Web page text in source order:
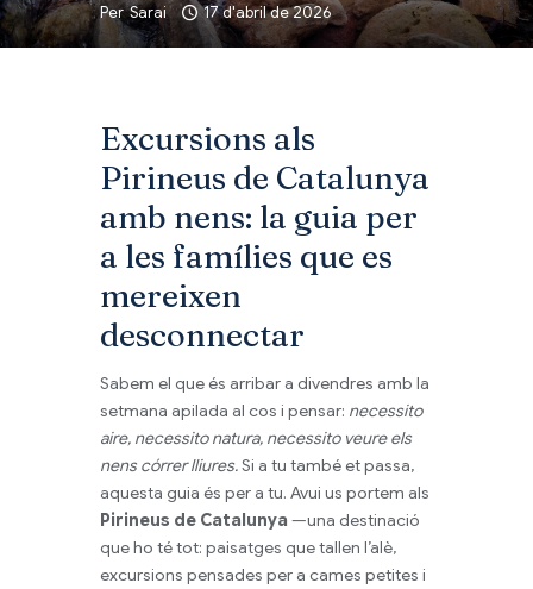
Totes
Per Sarai 17 d'abril de 2026
Excursions als
Pirineus de Catalunya
amb nens: la guia per
a les famílies que es
mereixen
desconnectar
Sabem el que és arribar a divendres amb la
setmana apilada al cos i pensar: necessito
aire, necessito natura, necessito veure els
nens córrer lliures.Si a tu també et passa,
aquesta guia és per a tu. Avui us portem als
Pirineus de Catalunya —una destinació
que ho té tot: paisatges que tallen l’alè,
excursions pensades per a cames petites i